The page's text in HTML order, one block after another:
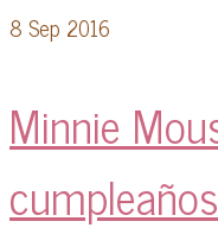
8 Sep 2016
Minnie